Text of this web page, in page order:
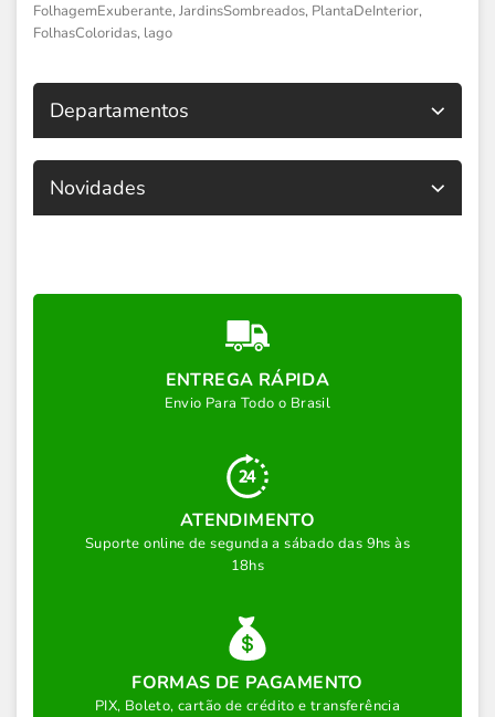
FolhagemExuberante, JardinsSombreados, PlantaDeInterior,
FolhasColoridas, lago
Departamentos
Novidades
ENTREGA RÁPIDA
Envio Para Todo o Brasil
ATENDIMENTO
Suporte online de segunda a sábado das 9hs às
18hs
FORMAS DE PAGAMENTO
PIX, Boleto, cartão de crédito e transferência